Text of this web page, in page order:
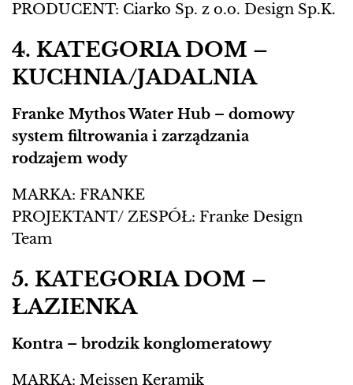
PRODUCENT: Ciarko Sp. z o.o. Design Sp.K.
4. KATEGORIA DOM –
KUCHNIA/JADALNIA
Franke Mythos Water Hub – domowy
system filtrowania i zarządzania
rodzajem wody
MARKA: FRANKE
PROJEKTANT/ ZESPÓŁ: Franke Design
Team
5. KATEGORIA DOM –
ŁAZIENKA
Kontra – brodzik konglomeratowy
MARKA: Meissen Keramik